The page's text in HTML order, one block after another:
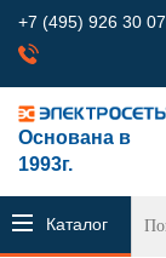
+7 (495) 926 30 07
Основана в
1993г.
Каталог